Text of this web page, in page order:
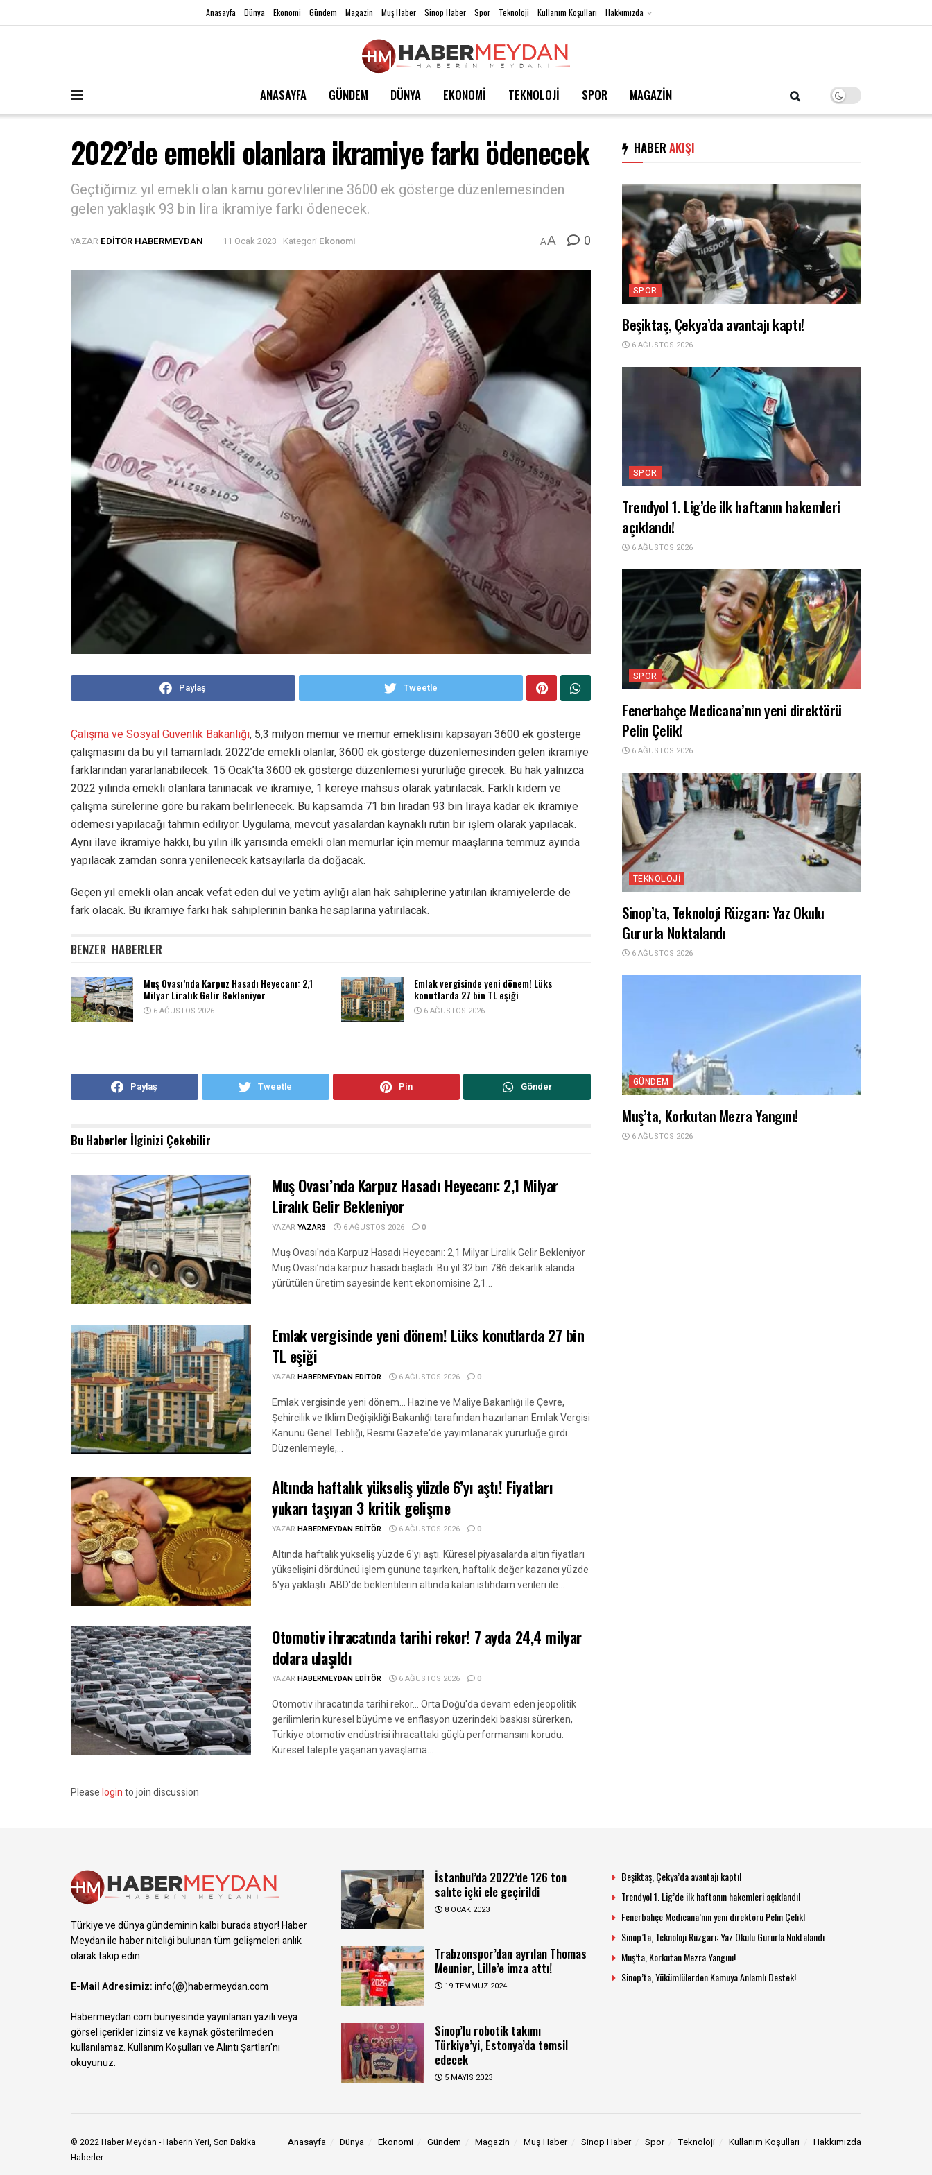
Anasayfa Dünya Ekonomi Gündem Magazin Muş Haber Sinop Haber Spor Teknoloji Kullanım Koşulları Hakkımızda
ANASAYFA GÜNDEM DÜNYA EKONOMİ TEKNOLOJİ SPOR MAGAZİN
2022’de emekli olanlara ikramiye farkı ödenecek
Geçtiğimiz yıl emekli olan kamu görevlilerine 3600 ek gösterge düzenlemesinden
gelen yaklaşık 93 bin lira ikramiye farkı ödenecek.
YAZAR EDITÖR HABERMEYDAN 11 Ocak 2023 Kategori Ekonomi AA 0
Paylaş Tweetle
Çalışma ve Sosyal Güvenlik Bakanlığı, 5,3 milyon memur ve memur emeklisini kapsayan 3600 ek gösterge
çalışmasını da bu yıl tamamladı. 2022’de emekli olanlar, 3600 ek gösterge düzenlemesinden gelen ikramiye
farklarından yararlanabilecek. 15 Ocak’ta 3600 ek gösterge düzenlemesi yürürlüğe girecek. Bu hak yalnızca
2022 yılında emekli olanlara tanınacak ve ikramiye, 1 kereye mahsus olarak yatırılacak. Farklı kıdem ve
çalışma sürelerine göre bu rakam belirlenecek. Bu kapsamda 71 bin liradan 93 bin liraya kadar ek ikramiye
ödemesi yapılacağı tahmin ediliyor. Uygulama, mevcut yasalardan kaynaklı rutin bir işlem olarak yapılacak.
Aynı ilave ikramiye hakkı, bu yılın ilk yarısında emekli olan memurlar için memur maaşlarına temmuz ayında
yapılacak zamdan sonra yenilenecek katsayılarla da doğacak.
Geçen yıl emekli olan ancak vefat eden dul ve yetim aylığı alan hak sahiplerine yatırılan ikramiyelerde de
fark olacak. Bu ikramiye farkı hak sahiplerinin banka hesaplarına yatırılacak.
BENZER HABERLER
Muş Ovası’nda Karpuz Hasadı Heyecanı: 2,1
Milyar Liralık Gelir Bekleniyor
6 AĞUSTOS 2026
Emlak vergisinde yeni dönem! Lüks
konutlarda 27 bin TL eşiği
6 AĞUSTOS 2026
Paylaş Tweetle Pin Gönder
Bu Haberler İlginizi Çekebilir
Muş Ovası’nda Karpuz Hasadı Heyecanı: 2,1 Milyar
Liralık Gelir Bekleniyor
YAZAR YAZAR3 6 AĞUSTOS 2026 0
Muş Ovası'nda Karpuz Hasadı Heyecanı: 2,1 Milyar Liralık Gelir Bekleniyor
Muş Ovası’nda karpuz hasadı başladı. Bu yıl 32 bin 786 dekarlık alanda
yürütülen üretim sayesinde kent ekonomisine 2,1...
Emlak vergisinde yeni dönem! Lüks konutlarda 27 bin
TL eşiği
YAZAR HABERMEYDAN EDITÖR 6 AĞUSTOS 2026 0
Emlak vergisinde yeni dönem... Hazine ve Maliye Bakanlığı ile Çevre,
Şehircilik ve İklim Değişikliği Bakanlığı tarafından hazırlanan Emlak Vergisi
Kanunu Genel Tebliği, Resmi Gazete'de yayımlanarak yürürlüğe girdi.
Düzenlemeyle,...
Altında haftalık yükseliş yüzde 6’yı aştı! Fiyatları
yukarı taşıyan 3 kritik gelişme
YAZAR HABERMEYDAN EDITÖR 6 AĞUSTOS 2026 0
Altında haftalık yükseliş yüzde 6'yı aştı. Küresel piyasalarda altın fiyatları
yükselişini dördüncü işlem gününe taşırken, haftalık değer kazancı yüzde
6'ya yaklaştı. ABD'de beklentilerin altında kalan istihdam verileri ile...
Otomotiv ihracatında tarihi rekor! 7 ayda 24,4 milyar
dolara ulaşıldı
YAZAR HABERMEYDAN EDITÖR 6 AĞUSTOS 2026 0
Otomotiv ihracatında tarihi rekor... Orta Doğu'da devam eden jeopolitik
gerilimlerin küresel büyüme ve enflasyon üzerindeki baskısı sürerken,
Türkiye otomotiv endüstrisi ihracattaki güçlü performansını korudu.
Küresel talepte yaşanan yavaşlama...
Pleaseloginto join discussion
HABER AKIŞI
SPOR
Beşiktaş, Çekya’da avantajı kaptı!
6 AĞUSTOS 2026
SPOR
Trendyol 1. Lig’de ilk haftanın hakemleri
açıklandı!
6 AĞUSTOS 2026
SPOR
Fenerbahçe Medicana’nın yeni direktörü
Pelin Çelik!
6 AĞUSTOS 2026
TEKNOLOJI
Sinop’ta, Teknoloji Rüzgarı: Yaz Okulu
Gururla Noktalandı
6 AĞUSTOS 2026
GÜNDEM
Muş’ta, Korkutan Mezra Yangını!
6 AĞUSTOS 2026
Türkiye ve dünya gündeminin kalbi burada atıyor! Haber
Meydan ile haber niteliği bulunan tüm gelişmeleri anlık
olarak takip edin.
E-Mail Adresimiz:info(@)habermeydan.com
Habermeydan.com bünyesinde yayınlanan yazılı veya
görsel içerikler izinsiz ve kaynak gösterilmeden
kullanılamaz.Kullanım Koşulları ve Alıntı Şartları'nı
okuyunuz.
İstanbul’da 2022’de 126 ton
sahte içki ele geçirildi
8 OCAK 2023
Trabzonspor’dan ayrılan Thomas
Meunier, Lille’e imza attı!
19 TEMMUZ 2024
Sinop’lu robotik takımı
Türkiye’yi, Estonya’da temsil
edecek
5 MAYIS 2023
Beşiktaş, Çekya’da avantajı kaptı!
Trendyol 1. Lig’de ilk haftanın hakemleri açıklandı!
Fenerbahçe Medicana’nın yeni direktörü Pelin Çelik!
Sinop’ta, Teknoloji Rüzgarı: Yaz Okulu Gururla Noktalandı
Muş’ta, Korkutan Mezra Yangını!
Sinop’ta, Yükümlülerden Kamuya Anlamlı Destek!
Anasayfa Dünya Ekonomi Gündem Magazin Muş Haber Sinop Haber Spor Teknoloji Kullanım Koşulları Hakkımızda
© 2022Haber Meydan - Haberin Yeri, Son Dakika
Haberler.